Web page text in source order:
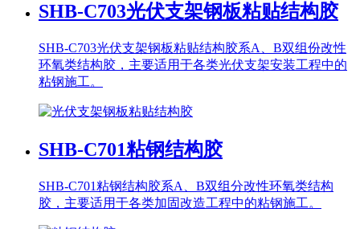
SHB-C703光伏支架钢板粘贴结构胶
SHB-C703光伏支架钢板粘贴结构胶系A、B双组份改性
环氧类结构胶，主要适用于各类光伏支架安装工程中的
粘钢施工。
SHB-C701粘钢结构胶
SHB-C701粘钢结构胶系A、B双组分改性环氧类结构
胶，主要适用于各类加固改造工程中的粘钢施工。